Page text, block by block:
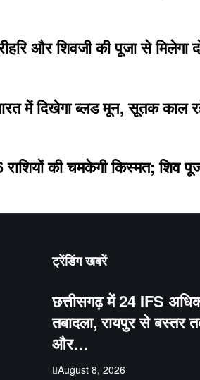
और शिवजी की पूजा से मिलेगा
में दिखेगा ब्लड मून, सूतक काल
की चमकेगी किस्मत; शिव
ट्रेंडिंग खबरें
छत्तीसगढ़ में 24 IFS
तबादला, रायपुर से बस्तर
और…
August 8, 2026